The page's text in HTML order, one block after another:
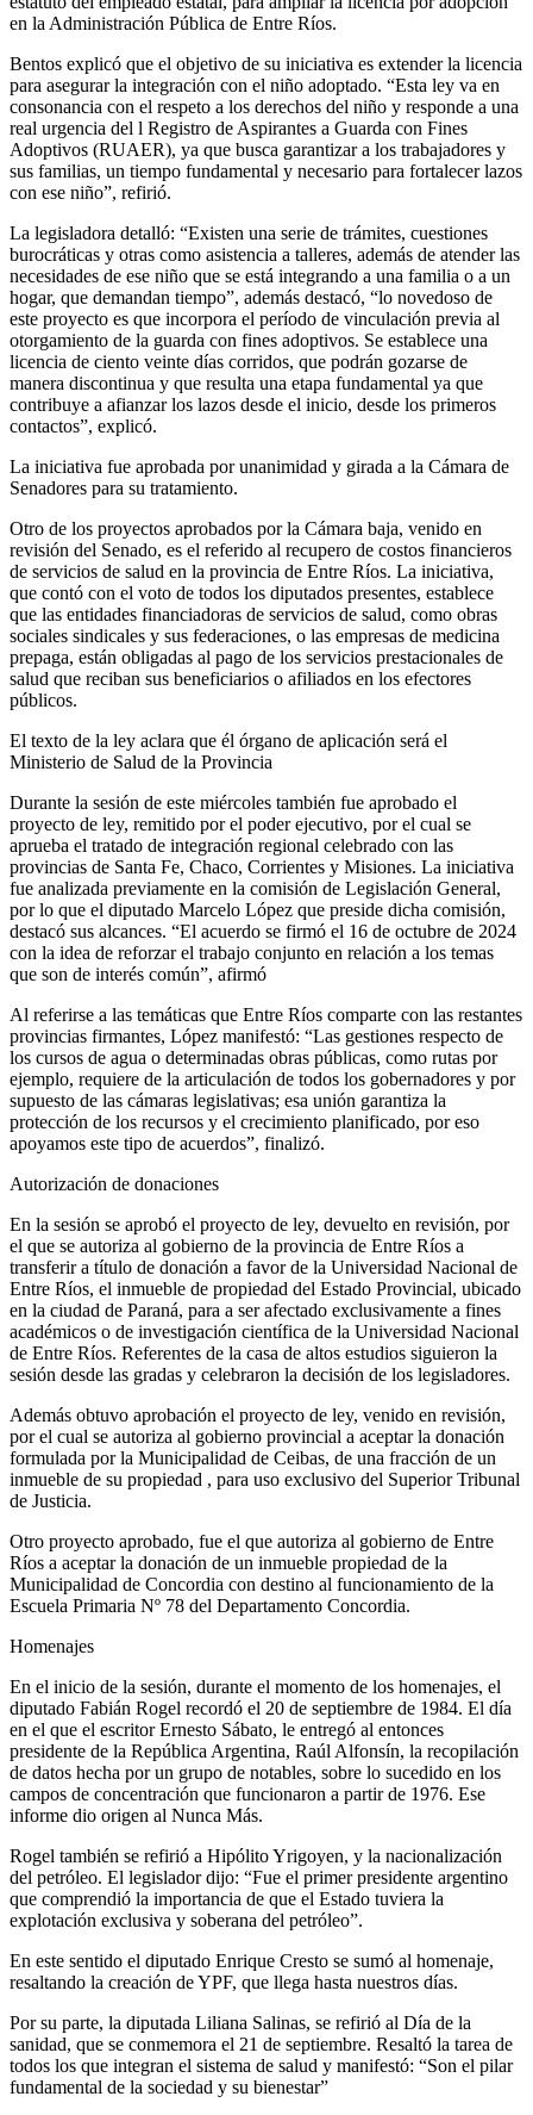
en la Administración Pública de Entre Ríos.
Bentos explicó que el objetivo de su iniciativa es extender la licencia
para asegurar la integración con el niño adoptado. “Esta ley va en
consonancia con el respeto a los derechos del niño y responde a una
real urgencia del l Registro de Aspirantes a Guarda con Fines
Adoptivos (RUAER), ya que busca garantizar a los trabajadores y
sus familias, un tiempo fundamental y necesario para fortalecer lazos
con ese niño”, refirió.
La legisladora detalló: “Existen una serie de trámites, cuestiones
burocráticas y otras como asistencia a talleres, además de atender las
necesidades de ese niño que se está integrando a una familia o a un
hogar, que demandan tiempo”, además destacó, “lo novedoso de
este proyecto es que incorpora el período de vinculación previa al
otorgamiento de la guarda con fines adoptivos. Se establece una
licencia de ciento veinte días corridos, que podrán gozarse de
manera discontinua y que resulta una etapa fundamental ya que
contribuye a afianzar los lazos desde el inicio, desde los primeros
contactos”, explicó.
La iniciativa fue aprobada por unanimidad y girada a la Cámara de
Senadores para su tratamiento.
Otro de los proyectos aprobados por la Cámara baja, venido en
revisión del Senado, es el referido al recupero de costos financieros
de servicios de salud en la provincia de Entre Ríos. La iniciativa,
que contó con el voto de todos los diputados presentes, establece
que las entidades financiadoras de servicios de salud, como obras
sociales sindicales y sus federaciones, o las empresas de medicina
prepaga, están obligadas al pago de los servicios prestacionales de
salud que reciban sus beneficiarios o afiliados en los efectores
públicos.
El texto de la ley aclara que él órgano de aplicación será el
Ministerio de Salud de la Provincia
Durante la sesión de este miércoles también fue aprobado el
proyecto de ley, remitido por el poder ejecutivo, por el cual se
aprueba el tratado de integración regional celebrado con las
provincias de Santa Fe, Chaco, Corrientes y Misiones. La iniciativa
fue analizada previamente en la comisión de Legislación General,
por lo que el diputado Marcelo López que preside dicha comisión,
destacó sus alcances. “El acuerdo se firmó el 16 de octubre de 2024
con la idea de reforzar el trabajo conjunto en relación a los temas
que son de interés común”, afirmó
Al referirse a las temáticas que Entre Ríos comparte con las restantes
provincias firmantes, López manifestó: “Las gestiones respecto de
los cursos de agua o determinadas obras públicas, como rutas por
ejemplo, requiere de la articulación de todos los gobernadores y por
supuesto de las cámaras legislativas; esa unión garantiza la
protección de los recursos y el crecimiento planificado, por eso
apoyamos este tipo de acuerdos”, finalizó.
Autorización de donaciones
En la sesión se aprobó el proyecto de ley, devuelto en revisión, por
el que se autoriza al gobierno de la provincia de Entre Ríos a
transferir a título de donación a favor de la Universidad Nacional de
Entre Ríos, el inmueble de propiedad del Estado Provincial, ubicado
en la ciudad de Paraná, para a ser afectado exclusivamente a fines
académicos o de investigación científica de la Universidad Nacional
de Entre Ríos. Referentes de la casa de altos estudios siguieron la
sesión desde las gradas y celebraron la decisión de los legisladores.
Además obtuvo aprobación el proyecto de ley, venido en revisión,
por el cual se autoriza al gobierno provincial a aceptar la donación
formulada por la Municipalidad de Ceibas, de una fracción de un
inmueble de su propiedad , para uso exclusivo del Superior Tribunal
de Justicia.
Otro proyecto aprobado, fue el que autoriza al gobierno de Entre
Ríos a aceptar la donación de un inmueble propiedad de la
Municipalidad de Concordia con destino al funcionamiento de la
Escuela Primaria Nº 78 del Departamento Concordia.
Homenajes
En el inicio de la sesión, durante el momento de los homenajes, el
diputado Fabián Rogel recordó el 20 de septiembre de 1984. El día
en el que el escritor Ernesto Sábato, le entregó al entonces
presidente de la República Argentina, Raúl Alfonsín, la recopilación
de datos hecha por un grupo de notables, sobre lo sucedido en los
campos de concentración que funcionaron a partir de 1976. Ese
informe dio origen al Nunca Más.
Rogel también se refirió a Hipólito Yrigoyen, y la nacionalización
del petróleo. El legislador dijo: “Fue el primer presidente argentino
que comprendió la importancia de que el Estado tuviera la
explotación exclusiva y soberana del petróleo”.
En este sentido el diputado Enrique Cresto se sumó al homenaje,
resaltando la creación de YPF, que llega hasta nuestros días.
Por su parte, la diputada Liliana Salinas, se refirió al Día de la
sanidad, que se conmemora el 21 de septiembre. Resaltó la tarea de
todos los que integran el sistema de salud y manifestó: “Son el pilar
fundamental de la sociedad y su bienestar”